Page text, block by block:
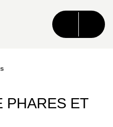
CONTENU
PHARES ET